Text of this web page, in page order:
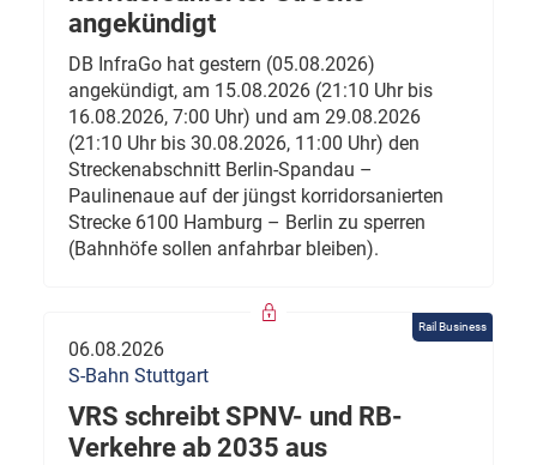
angekündigt
DB InfraGo hat gestern (05.08.2026)
angekündigt, am 15.08.2026 (21:10 Uhr bis
16.08.2026, 7:00 Uhr) und am 29.08.2026
(21:10 Uhr bis 30.08.2026, 11:00 Uhr) den
Streckenabschnitt Berlin-Spandau –
Paulinenaue auf der jüngst korridorsanierten
Strecke 6100 Hamburg – Berlin zu sperren
(Bahnhöfe sollen anfahrbar bleiben).
Rail Business
06.08.2026
S-Bahn Stuttgart
VRS schreibt SPNV- und RB-
Verkehre ab 2035 aus